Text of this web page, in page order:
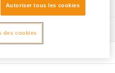
que soit la luminosité.
notice-NEWTON HI-VIZ-1
Autoriser tous les cookies
des cookies